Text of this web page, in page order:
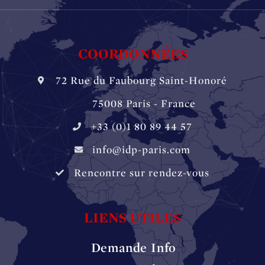
COORDONNÉES
72 Rue du Faubourg Saint-Honoré
‏‏‎ ‏‏‎ ‏‏‎ ‏‏‎ ‎‎‎‎‏‏‎ 75008 Paris - France
+33 (0)1 80 89 44 57
info@idp-paris.com
Rencontre sur rendez-vous
LIENS UTILES
Demande Info